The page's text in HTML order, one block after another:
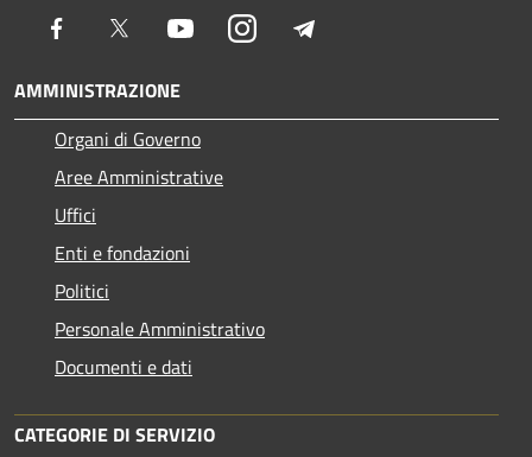
Facebook Twitter YoutubeInstagram
AMMINISTRAZIONE
Organi di Governo
Aree Amministrative
Uffici
Enti e fondazioni
Politici
Personale Amministrativo
Documenti e dati
CATEGORIE DI SERVIZIO